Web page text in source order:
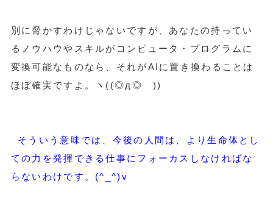
別に脅かすわけじゃないですが、あなたの持ってい
るノウハウやスキルがコンピュータ・プログラムに
変換可能なものなら、それがAIに置き換わることは
ほぼ確実ですよ。ヽ((◎д◎ ))ゝ
そういう意味では、今後の人間は、より生命体とし
ての力を発揮できる仕事にフォーカスしなければな
らないわけです。(^_^)v